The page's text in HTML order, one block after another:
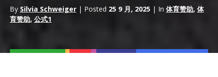
By Silvia Schweiger | Posted 25 9 月, 2025 | In 体育赞助, 体
育赞助, 公式1